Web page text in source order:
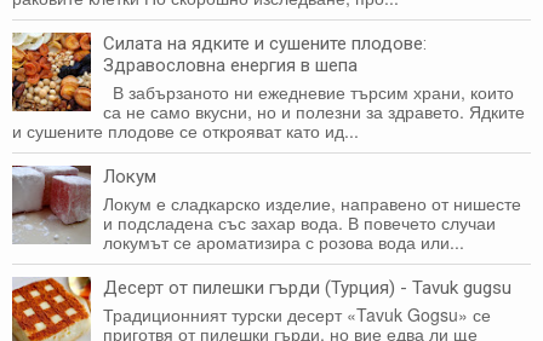
Силата на ядките и сушените плодове:
Здравословна енергия в шепа
В забързаното ни ежедневие търсим храни, които
са не само вкусни, но и полезни за здравето. Ядките
и сушените плодове се открояват като ид...
Локум
Локум е сладкарско изделие, направено от нишесте
и подсладена със захар вода. В повечето случаи
локумът се ароматизира с розова вода или...
Десерт от пилешки гърди (Турция) - Tavuk gugsu
Традиционният турски десерт «Tavuk Gogsu» се
приготвя от пилешки гърди, но вие едва ли ще